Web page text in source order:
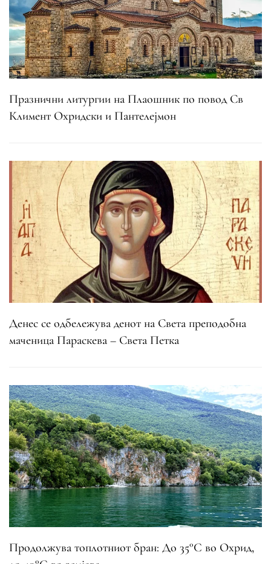
Празнични литургии на Плаошник по повод Св
Климент Охридски и Пантелејмон
Денес се одбележува денот на Света преподобна
маченица Параскева – Света Петка
Продолжува топлотниот бран: До 35°C во Охрид,